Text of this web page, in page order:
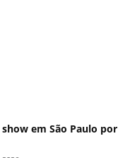
em São Paulo por